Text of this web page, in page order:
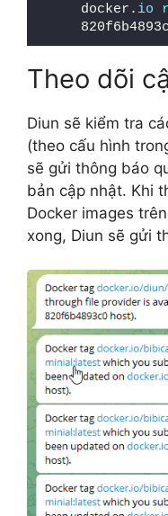
docker. io
Theo dõi
Diun sẽ kiểm tra
(theo cấu hình
sẽ gửi thông báo
bản cập nhật. Khi
Docker images
xong, Diun sẽ gửi